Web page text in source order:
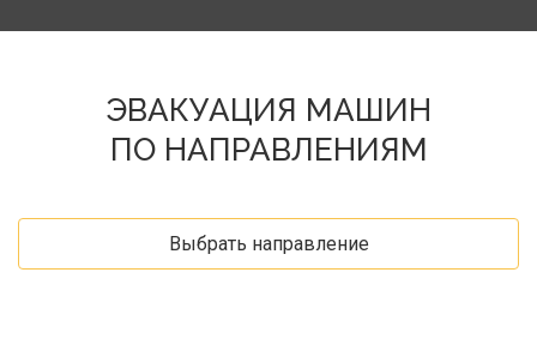
ЭВАКУАЦИЯ МАШИН
ПО НАПРАВЛЕНИЯМ
Выбрать направление